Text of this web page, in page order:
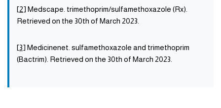
[2] Medscape. trimethoprim/sulfamethoxazole (Rx).
Retrieved on the 30th of March 2023.
[3] Medicinenet. sulfamethoxazole and trimethoprim
(Bactrim). Retrieved on the 30th of March 2023.